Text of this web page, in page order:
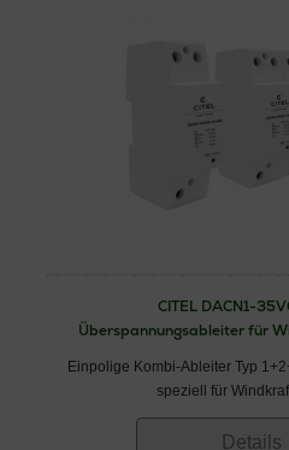
CITEL DACN1-
Überspannungsableiter für
Einpolige Kombi-Ableiter Typ
speziell für
Details